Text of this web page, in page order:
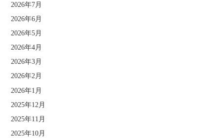
2026年7月
2026年6月
2026年5月
2026年4月
2026年3月
2026年2月
2026年1月
2025年12月
2025年11月
2025年10月